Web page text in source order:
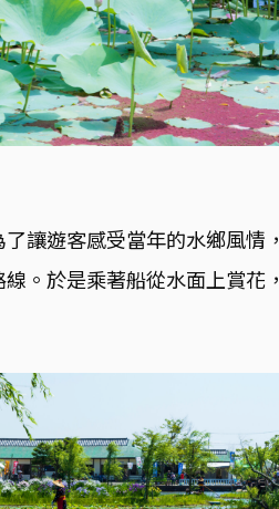
讓遊客感受當年的水鄉風情，
。於是乘著船從水面上賞花，